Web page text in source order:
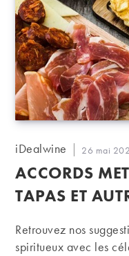
Auteur/autrice
la
publication :
iDealwine
Publication
publiée :
26 mai
ACCORDS
TAPAS ET
Retrouvez nos
spiritueux avec les